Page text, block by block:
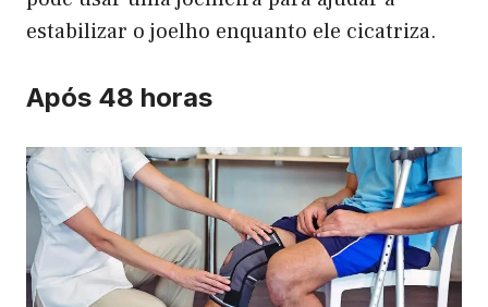
estabilizar o joelho enquanto ele cicatriza.
Após 48 horas